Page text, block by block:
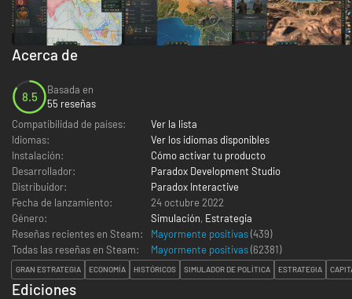
Acerca de
8.5
Basada en
55 reseñas
Compatibilidad de países:
Ver la lista
Idiomas:
Ver los idiomas disponibles
Instalación:
Cómo activar tu producto
Desarrollador:
Paradox Development Studio
Distribuidor:
Paradox Interactive
Fecha de lanzamiento:
24 octubre 2022
Género:
Simulación, Estrategia
Reseñas recientes en Steam:
Mayormente positivas(439)
Todas las reseñas en Steam:
Mayormente positivas(62381)
GRAN ESTRATEGIA ECONOMÍA HISTÓRICOS SIMULADOR DE POLÍTICA ESTRATEGIA
Ediciones